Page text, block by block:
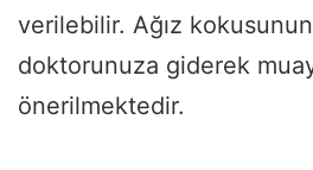
verilebilir. Ağız
doktorunuza giderek
önerilmektedir.